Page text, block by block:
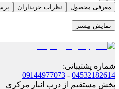
معرفی محصول نظرات خریداران
نمایش بیشتر
شماره پشتیبانی:
04532182614
-
09144977073
پخش مستقیم از درب انبار مرکزی